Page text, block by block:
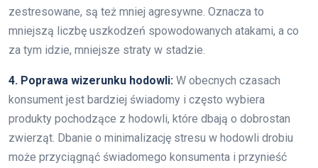
zestresowane, są też mniej agresywne. Oznacza to
mniejszą liczbę uszkodzeń spowodowanych atakami, a co
za tym idzie, mniejsze straty w stadzie.
4. Poprawa wizerunku hodowli: W obecnych czasach
konsument jest bardziej świadomy i często wybiera
produkty pochodzące z hodowli, które dbają o dobrostan
zwierząt. Dbanie o minimalizację stresu w hodowli drobiu
może przyciągnąć świadomego konsumenta i przynieść